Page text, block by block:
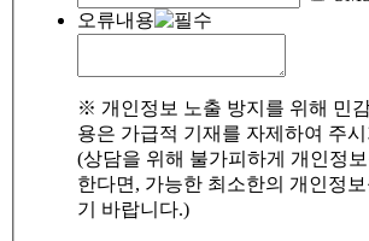
오류내용
※ 개인정보 노출 방지를 위해 민
용은 가급적 기재를 자제하여 주
(상담을 위해 불가피하게 개인정
한다면, 가능한 최소한의 개인정보
기 바랍니다.)